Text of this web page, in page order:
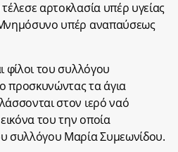
αρτοκλασία υπέρ υγείας
υπέρ αναπαύσεως
φίλοι του συλλόγου
προσκυνώντας τα άγια
στον ιερό ναό
του την οποία
συλλόγου Μαρία Συμεωνίδου.